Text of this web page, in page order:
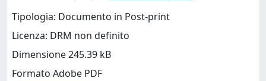
Tipologia: Documento in Post-print
Licenza: DRM non definito
Dimensione 245.39 kB
Formato Adobe PDF